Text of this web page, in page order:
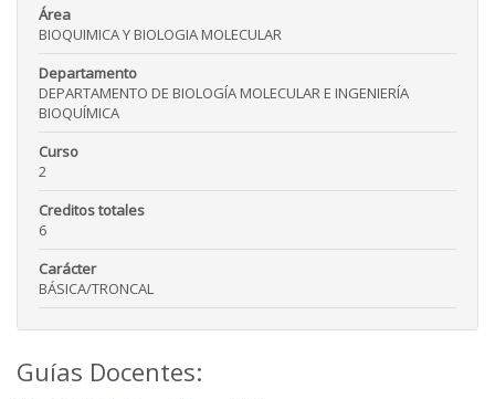
Área
BIOQUIMICA Y BIOLOGIA MOLECULAR
Departamento
DEPARTAMENTO DE BIOLOGÍA MOLECULAR E INGENIERÍA
BIOQUÍMICA
Curso
2
Creditos totales
6
Carácter
BÁSICA/TRONCAL
Guías Docentes: